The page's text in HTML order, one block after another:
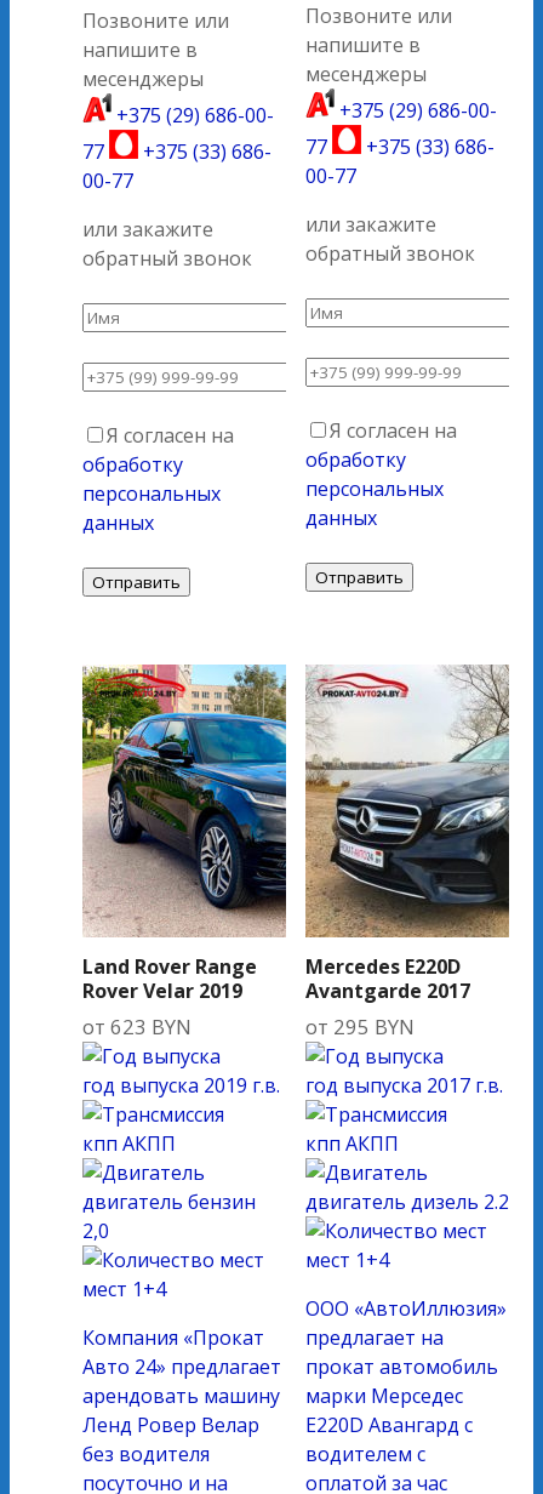
Позвоните или
напишите в
месенджеры
+375 (29) 686-00-
77
+375 (33) 686-
00-77
или закажите
обратный звонок
Я согласен на
обработку
персональных
данных
Позвоните или
напишите в
месенджеры
+375 (29) 686-00-
77
+375 (33) 686-
00-77
или закажите
обратный звонок
Я согласен на
обработку
персональных
данных
Land Rover Range
Rover Velar 2019
от 623 BYN
год выпуска 2019 г.в.
кпп АКПП
двигатель бензин
2,0
мест 1+4
Компания «Прокат
Авто 24» предлагает
арендовать машину
Ленд Ровер Велар
без водителя
посуточно и на
Mercedes E220D
Avantgarde 2017
от 295 BYN
год выпуска 2017 г.в.
кпп АКПП
двигатель дизель 2.2
мест 1+4
ООО «АвтоИллюзия»
предлагает на
прокат автомобиль
марки Мерседес
E220D Авангард с
водителем с
оплатой за час